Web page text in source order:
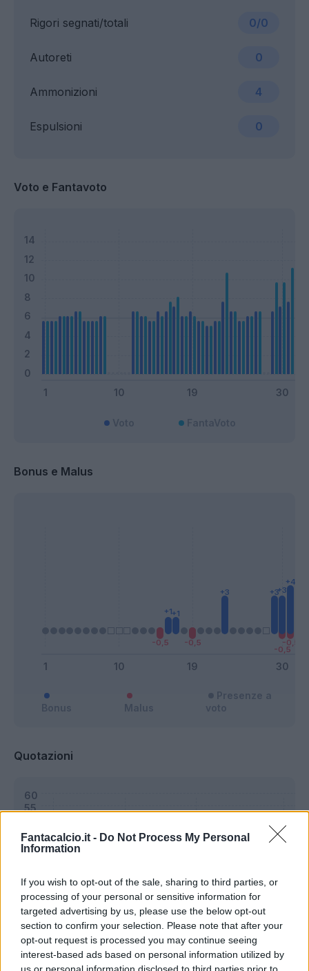
Fantacalcio.it - Do Not Process My Personal
Information
If you wish to opt-out of the sale, sharing to third parties, or
processing of your personal or sensitive information for
targeted advertising by us, please use the below opt-out
section to confirm your selection. Please note that after your
opt-out request is processed you may continue seeing
interest-based ads based on personal information utilized by
Ammonizioni 4
Rigori segnati/totali 0/0
Espulsioni 0
Autoreti 0
Voto e Fantavoto
Bonus e Malus
Bonus Malus
Presenze a
voto
Quotazioni